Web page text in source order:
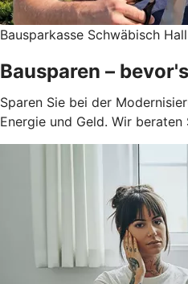
Bausparkasse Schwäbisch Hall
Bausparen –
Sparen Sie bei der
Energie und Geld. Wir beraten